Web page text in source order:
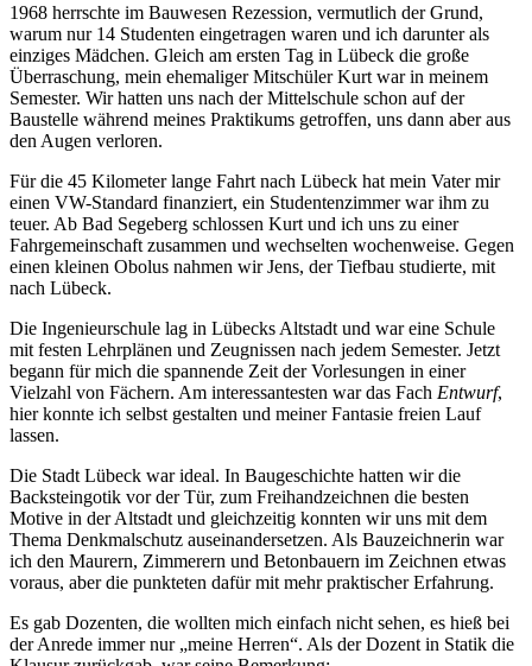
1968 herrschte im Bauwesen Rezession, vermutlich der Grund,
warum nur 14 Studenten eingetragen waren und ich darunter als
einziges Mädchen. Gleich am ersten Tag in Lübeck die große
Überraschung, mein ehemaliger Mitschüler Kurt war in meinem
Semester. Wir hatten uns nach der Mittelschule schon auf der
Baustelle während meines Praktikums getroffen, uns dann aber aus
den Augen verloren.
Für die 45 Kilometer lange Fahrt nach Lübeck hat mein Vater mir
einen VW-Standard finanziert, ein Studentenzimmer war ihm zu
teuer. Ab Bad Segeberg schlossen Kurt und ich uns zu einer
Fahrgemeinschaft zusammen und wechselten wochenweise. Gegen
einen kleinen Obolus nahmen wir Jens, der Tiefbau studierte, mit
nach Lübeck.
Die Ingenieurschule lag in Lübecks Altstadt und war eine Schule
mit festen Lehrplänen und Zeugnissen nach jedem Semester. Jetzt
begann für mich die spannende Zeit der Vorlesungen in einer
Vielzahl von Fächern. Am interessantesten war das Fach Entwurf,
hier konnte ich selbst gestalten und meiner Fantasie freien Lauf
lassen.
Die Stadt Lübeck war ideal. In Baugeschichte hatten wir die
Backsteingotik vor der Tür, zum Freihandzeichnen die besten
Motive in der Altstadt und gleichzeitig konnten wir uns mit dem
Thema Denkmalschutz auseinandersetzen. Als Bauzeichnerin war
ich den Maurern, Zimmerern und Betonbauern im Zeichnen etwas
voraus, aber die punkteten dafür mit mehr praktischer Erfahrung.
Es gab Dozenten, die wollten mich einfach nicht sehen, es hieß bei
der Anrede immer nur meine Herren . Als der Dozent in Statik die